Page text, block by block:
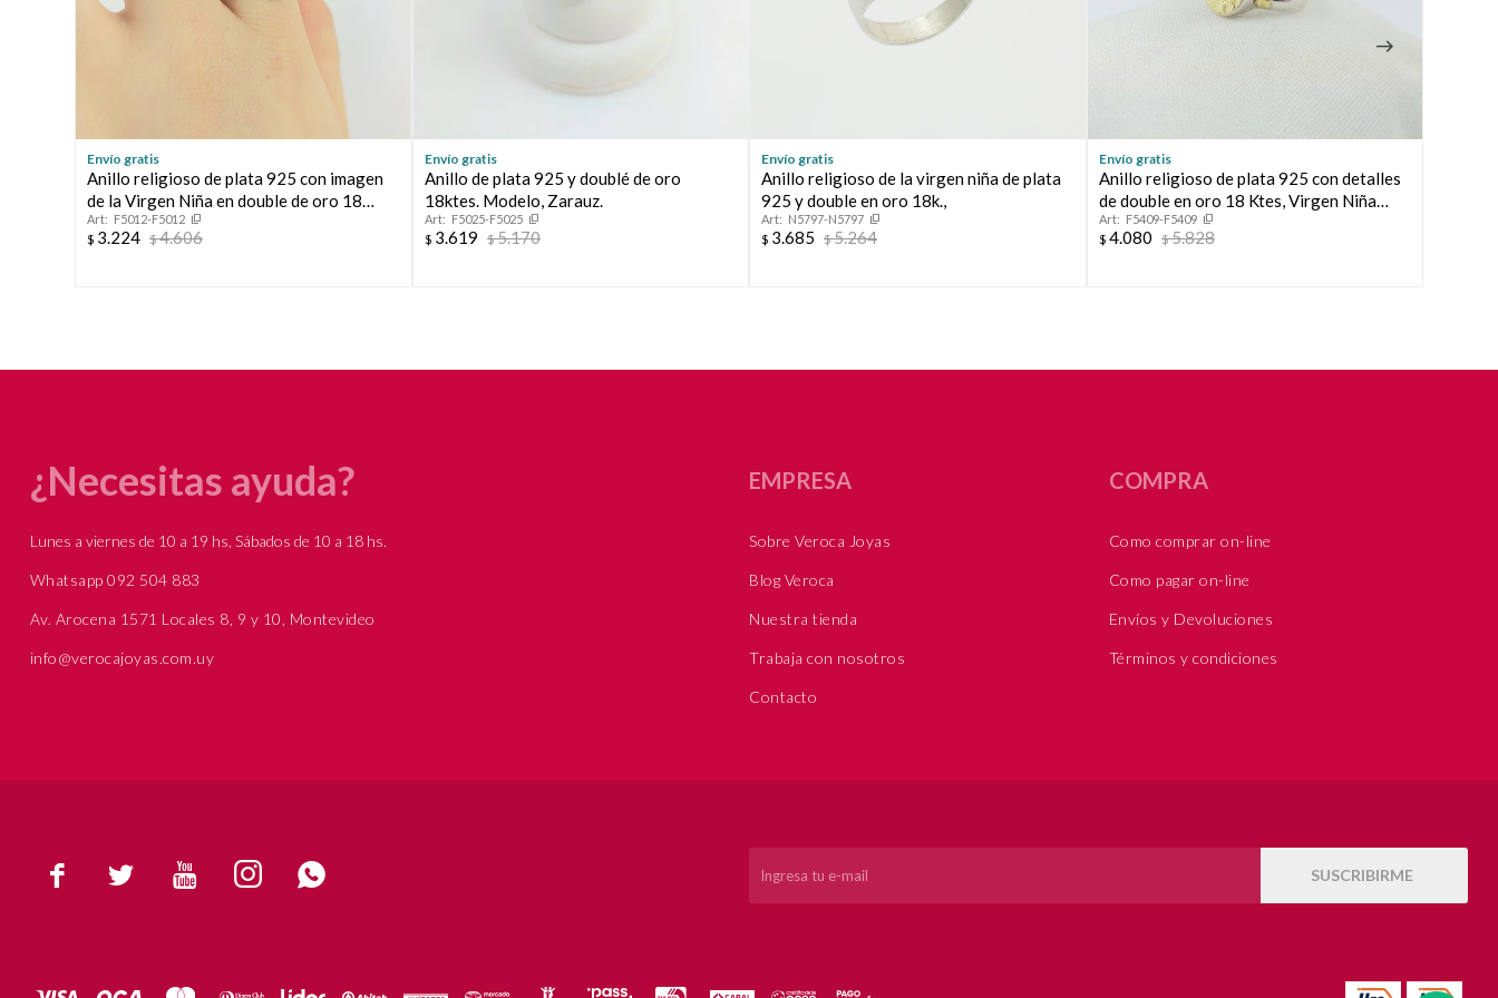
Envío gratis
Anillo religioso de plata 925 con imagen
de la Virgen Niña en double de oro 18
ktes.F5012-F5012
$ 3.224 $4.606
Envío gratis
Anillo de plata 925 y doublé de oro
18ktes. Modelo, Zarauz.
F5025-F5025
$ 3.619 $5.170
Envío gratis
Anillo religioso de la virgen niña de plata
925 y double en oro 18k.,
N5797-N5797
$ 3.685 $5.264
Envío gratis
Anillo religioso de plata 925 con detalles
de double en oro 18 Ktes, Virgen Niña
13mm.F5409-F5409
$ 4.080 $5.828
     SUSCRIBIRME
¿Necesitas ayuda?
Lunes a viernes de 10 a 19 hs, Sábados de 10 a 18 hs.
Whatsapp 092 504 883
Av. Arocena 1571 Locales 8, 9 y 10, Montevideo
info@verocajoyas.com.uy
EMPRESA
Sobre Veroca Joyas
Blog Veroca
Nuestra tienda
Trabaja con nosotros
Contacto
COMPRA
Como comprar on-line
Como pagar on-line
Envíos y Devoluciones
Términos y condiciones